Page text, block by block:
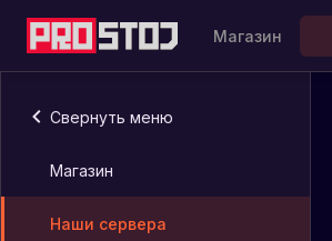
Магазин
Свернуть меню
Магазин
Наши сервера